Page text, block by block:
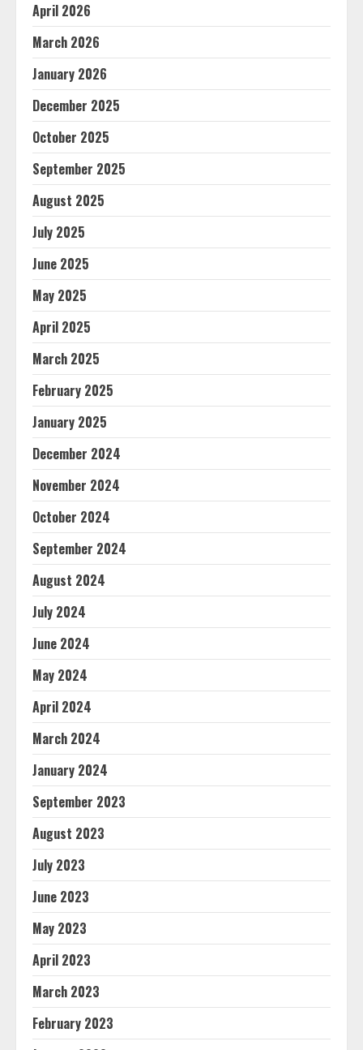
April 2026
March 2026
January 2026
December 2025
October 2025
September 2025
August 2025
July 2025
June 2025
May 2025
April 2025
March 2025
February 2025
January 2025
December 2024
November 2024
October 2024
September 2024
August 2024
July 2024
June 2024
May 2024
April 2024
March 2024
January 2024
September 2023
August 2023
July 2023
June 2023
May 2023
April 2023
March 2023
February 2023